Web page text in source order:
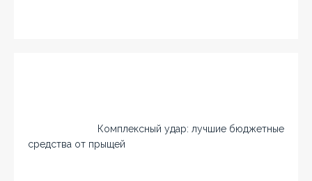
Комплексный удар: лучшие бюджетные
средства от прыщей